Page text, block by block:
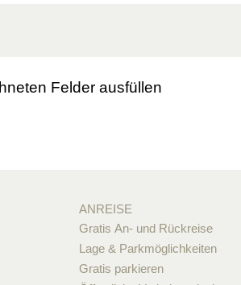
Felder ausfüllen
ANREISE
Gratis An- und Rückreise
Lage & Parkmöglichkeiten
Gratis parkieren